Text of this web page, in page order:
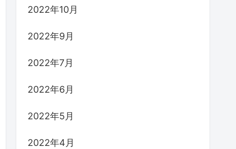
2022年10月
2022年9月
2022年7月
2022年6月
2022年5月
2022年4月